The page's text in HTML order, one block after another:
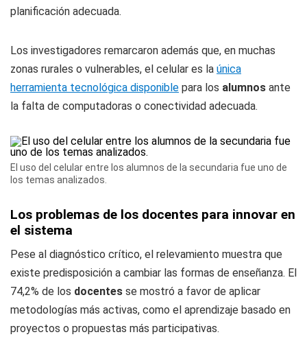
planificación adecuada.
Los investigadores remarcaron además que, en muchas
zonas rurales o vulnerables, el celular es la única
herramienta tecnológica disponible para los alumnos ante
la falta de computadoras o conectividad adecuada.
El uso del celular entre los alumnos de la secundaria fue uno de
los temas analizados.
Los problemas de los docentes para innovar en
el sistema
Pese al diagnóstico crítico, el relevamiento muestra que
existe predisposición a cambiar las formas de enseñanza. El
74,2% de los docentes se mostró a favor de aplicar
metodologías más activas, como el aprendizaje basado en
proyectos o propuestas más participativas.